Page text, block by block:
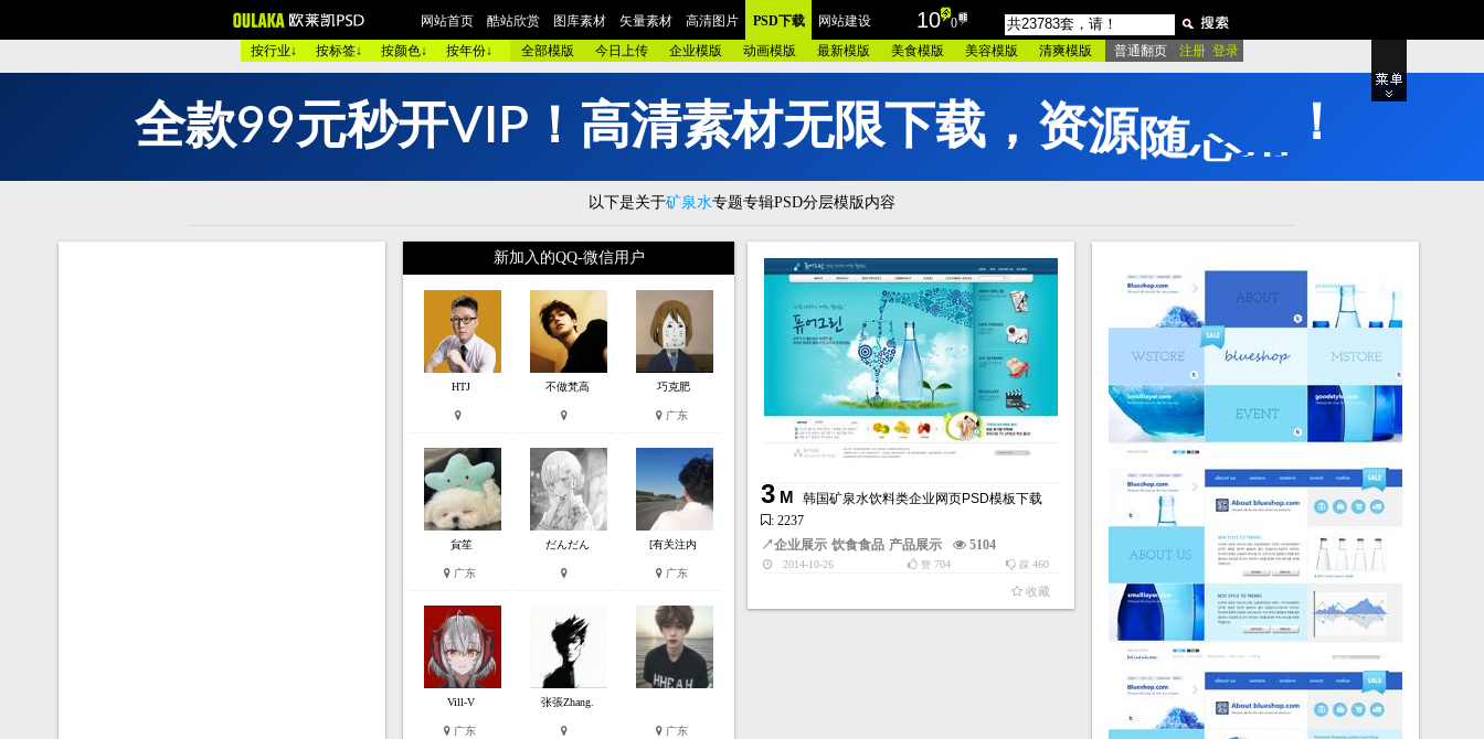
网站首页 酷站欣赏 图库素材 矢量素材 高清图片 PSD下载 网站建设 10
0
按行业↓
按标签↓ 按颜色↓ 按年份↓ 全部模版 今日上传 企业模版 动画模版 最新模版 美食模版 美容模版 清爽模版 注册 登录
普通翻页
图 库： 欧美酷图 平面设计 艺术摄影 包装设计 时装展示 酷站截图 AI素材 插画艺术 家居建筑 工业设计 品牌专区
颜 色 >> 黑色酷站 白色酷站 红色酷站 蓝色酷站 紫色酷站 黄色酷站 灰色酷站 银色酷站 咖啡酷站 粉红酷站 绿色酷站
美容化妆 艺术设计 医疗健康 学校教育 门户政府
购物商店 网络游戏 个人网站 集团企业 酒店宾馆 金融财经 爱情交友 儿童品牌 旅游度假 奢侈古董 动物宠物 室内设计 家居建材
餐厅饭店 家用电器 数码相机 珠宝首饰 庆典节日 女性用品 人力资源 手表皮带 明星酷站 家具厨具 更多类型..
红色模板 蓝色模板 紫色模板 黄色模板 银色模板 咖啡模板 粉红模板 绿色模板
服务团队 网站建设 欧莱凯APP端下载 微信小程序/APP开发 联系我们
全款99元秒开V P ！ 高清素材无限 下载 ， 资源随心 ！
以下是关于矿泉水专题专辑PSD分层模版内容
新加入的QQ-微信用户
HTJ 不做梵高 巧克肥
广东
貟笙
广东
だんだん [有关注内
广东
Vill-V
广东
张張Zhang.
广东
3M
韩国矿泉水饮料类企业网页PSD模板下载
: 2237
↗企业展示 饮食食品 产品展示 5104
2014-10-26 踩 460
赞704
收藏